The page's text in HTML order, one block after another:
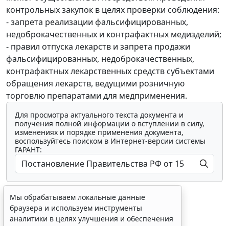
контрольных закупок в целях проверки соблюдения:
- запрета реализации фальсифицированных,
недоброкачественных и контрафактных медизделий;
- правил отпуска лекарств и запрета продажи
фальсифицированных, недоброкачественных,
контрафактных лекарственных средств субъектами
обращения лекарств, ведущими розничную
торговлю препаратами для медприменения.
Для просмотра актуального текста документа и
получения полной информации о вступлении в силу,
изменениях и порядке применения документа,
воспользуйтесь поиском в Интернет-версии системы
ГАРАНТ:
Мы обрабатываем локальные данные
браузера и используем инструменты
аналитики в целях улучшения и обеспечения